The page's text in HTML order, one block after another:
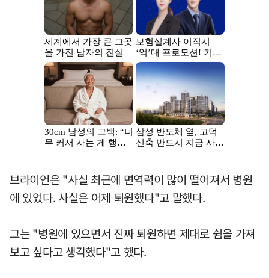
브라이언은 "사실 최근에 면역력이 많이 떨어져서 병원
에 있었다. 사실은 어제 퇴원했다"고 말했다.
그는 "병원에 있으면서 진짜 퇴원하면 제대로 쉼을 가져
보고 싶다고 생각했다"고 했다.